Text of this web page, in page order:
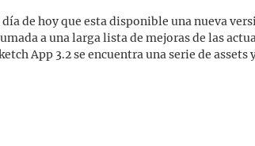
de hoy que esta disponible una nueva
a una larga lista de mejoras de las
App 3.2 se encuentra una serie de assets